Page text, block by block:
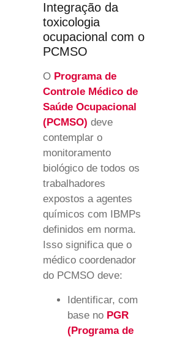
Integração da
toxicologia
ocupacional com o
PCMSO
O Programa de
Controle Médico de
Saúde Ocupacional
(PCMSO) deve
contemplar o
monitoramento
biológico de todos os
trabalhadores
expostos a agentes
químicos com IBMPs
definidos em norma.
Isso significa que o
médico coordenador
do PCMSO deve:
Identificar, com
base no PGR
(Programa de